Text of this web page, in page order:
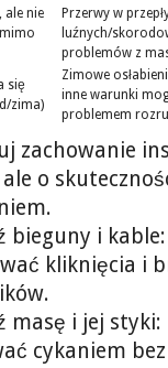
ale nie
Przerwy w
luźnych/
problemów z
się
zima)
Zimowe
inne warunki
problemem
zachowanie
o
bieguny i
kliknięcia i
masę i jej
cykaniem